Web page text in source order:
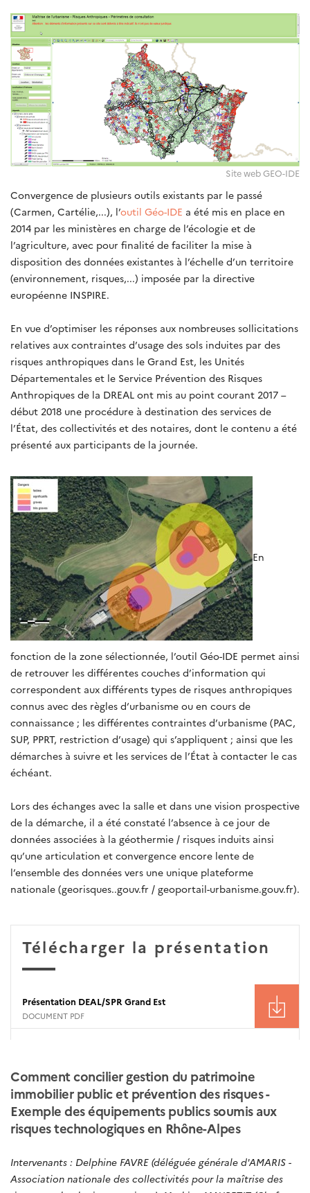
Site web GEO-IDE
Convergence de plusieurs outils existants par le passé
(Carmen, Cartélie,...), l’outil Géo-IDE a été mis en place en
2014 par les ministères en charge de l’écologie et de
l’agriculture, avec pour finalité de faciliter la mise à
disposition des données existantes à l’échelle d’un territoire
(environnement, risques,...) imposée par la directive
européenne INSPIRE.
En vue d’optimiser les réponses aux nombreuses sollicitations
relatives aux contraintes d’usage des sols induites par des
risques anthropiques dans le Grand Est, les Unités
Départementales et le Service Prévention des Risques
Anthropiques de la DREAL ont mis au point courant 2017 –
début 2018 une procédure à destination des services de
l’État, des collectivités et des notaires, dont le contenu a été
présenté aux participants de la journée.
En
fonction de la zone sélectionnée, l’outil Géo-IDE permet ainsi
de retrouver les différentes couches d’information qui
correspondent aux différents types de risques anthropiques
connus avec des règles d‘urbanisme ou en cours de
connaissance ; les différentes contraintes d’urbanisme (PAC,
SUP, PPRT, restriction d’usage) qui s’appliquent ; ainsi que les
démarches à suivre et les services de l’État à contacter le cas
échéant.
Lors des échanges avec la salle et dans une vision prospective
de la démarche, il a été constaté l’absence à ce jour de
données associées à la géothermie / risques induits ainsi
qu’une articulation et convergence encore lente de
l’ensemble des données vers une unique plateforme
nationale (georisques..gouv.fr / geoportail-urbanisme.gouv.fr).
Télécharger la présentation
Présentation DEAL/SPR Grand Est
DOCUMENT PDF
Comment concilier gestion du patrimoine
immobilier public et prévention des risques -
Exemple des équipements publics soumis aux
risques technologiques en Rhône-Alpes
Intervenants : Delphine FAVRE (déléguée générale d'AMARIS -
Association nationale des collectivités pour la maîtrise des